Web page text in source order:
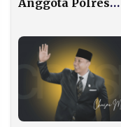
Anggota Polres
yang Merupakan
Teman
Tunangannya